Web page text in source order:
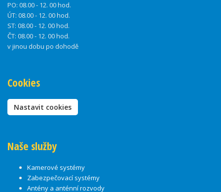
PO: 08.00 - 12. 00 hod.
ÚT: 08.00 - 12. 00 hod.
ST: 08.00 - 12. 00 hod.
ČT: 08.00 - 12. 00 hod.
v jinou dobu po dohodě
Cookies
Nastavit cookies
Naše služby
Kamerové systémy
Zabezpečovací systémy
Antény a anténní rozvody